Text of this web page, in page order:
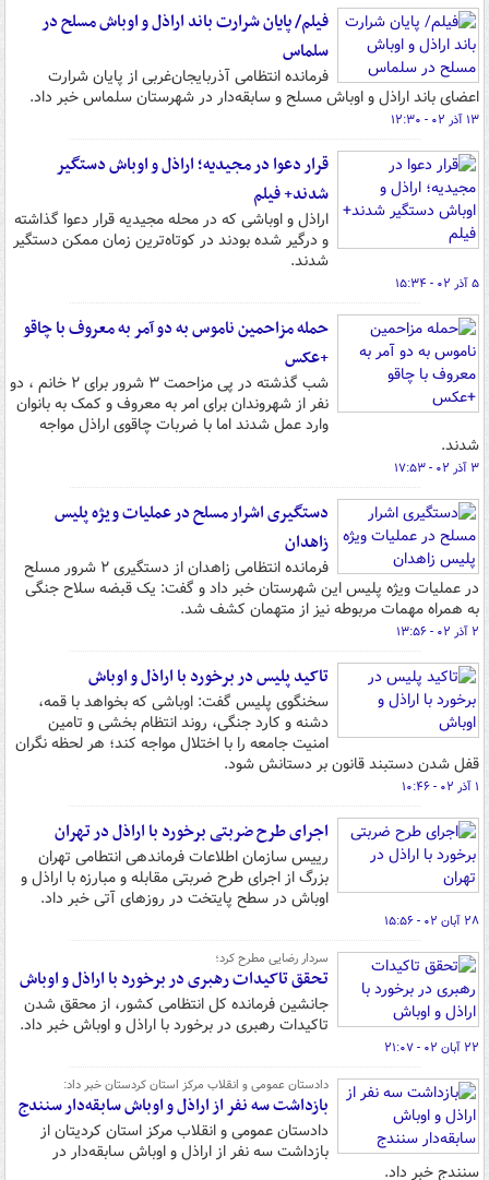
فیلم/ پایان شرارت باند اراذل و اوباش مسلح در
سلماس
فرمانده انتظامی آذربایجان‌غربی از پایان شرارت
اعضای باند اراذل و اوباش مسلح و سابقه‌دار در شهرستان سلماس خبر داد.
۱۳ آذر ۰۲ - ۱۲:۳۰
قرار دعوا در مجیدیه؛ اراذل و اوباش دستگیر
شدند+ فیلم
اراذل و اوباشی که در محله مجیدیه قرار دعوا گذاشته
و درگیر شده بودند در کوتاه‌ترین زمان ممکن دستگیر
شدند.
۵ آذر ۰۲ - ۱۵:۳۴
حمله مزاحمین ناموس به دو آمر به معروف با چاقو
+عکس
شب گذشته در پی مزاحمت ۳ شرور برای ۲ خانم ، دو
نفر از شهروندان برای امر به معروف و کمک به بانوان
وارد عمل شدند اما با ضربات چاقوی اراذل مواجه
شدند.
۳ آذر ۰۲ - ۱۷:۵۳
دستگیری اشرار مسلح در عملیات ویژه پلیس
زاهدان
فرمانده انتظامی زاهدان از دستگیری ۲ شرور مسلح
در عملیات ویژه پلیس این شهرستان خبر داد و گفت: یک قبضه سلاح جنگی
به همراه مهمات مربوطه نیز از متهمان کشف شد.
۲ آذر ۰۲ - ۱۳:۵۶
تاکید پلیس در برخورد با اراذل و اوباش
سخنگوی پلیس گفت: اوباشی که بخواهد با قمه،
دشنه و کارد جنگی، روند انتظام بخشی و تامین
امنیت جامعه را با اختلال مواجه کند؛ هر لحظه نگران
قفل شدن دستبند قانون بر دستانش شود.
۱ آذر ۰۲ - ۱۰:۴۶
اجرای طرح ضربتی برخورد با اراذل در تهران
رییس سازمان اطلاعات فرماندهی انتطامی تهران
بزرگ از اجرای طرح ضربتی مقابله و مبارزه با اراذل و
اوباش در سطح پایتخت در روزهای آتی خبر داد.
۲۸ آبان ۰۲ - ۱۵:۵۶
سردار رضایی مطرح کرد؛
تحقق تاکیدات رهبری در برخورد با اراذل و اوباش
جانشین فرمانده کل انتظامی کشور، از محقق شدن
تاکیدات رهبری در برخورد با اراذل و اوباش خبر داد.
۲۲ آبان ۰۲ - ۲۱:۰۷
دادستان عمومی و انقلاب مرکز استان کردستان خبر داد:
بازداشت سه نفر از اراذل و اوباش سابقه‌دار سنندج
دادستان عمومی و انقلاب مرکز استان کردیتان از
بازداشت سه نفر از اراذل و اوباش سابقه‌دار در
سنندج خبر داد.